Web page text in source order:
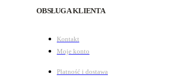
OBSŁUGA KLIENTA
Kontakt
Moje konto
Płatność i dostawa